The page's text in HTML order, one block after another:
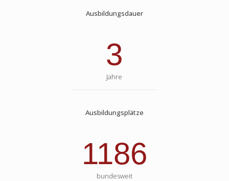
Ausbildungsdauer
3
Jahre
Ausbildungsplätze
1186
bundesweit